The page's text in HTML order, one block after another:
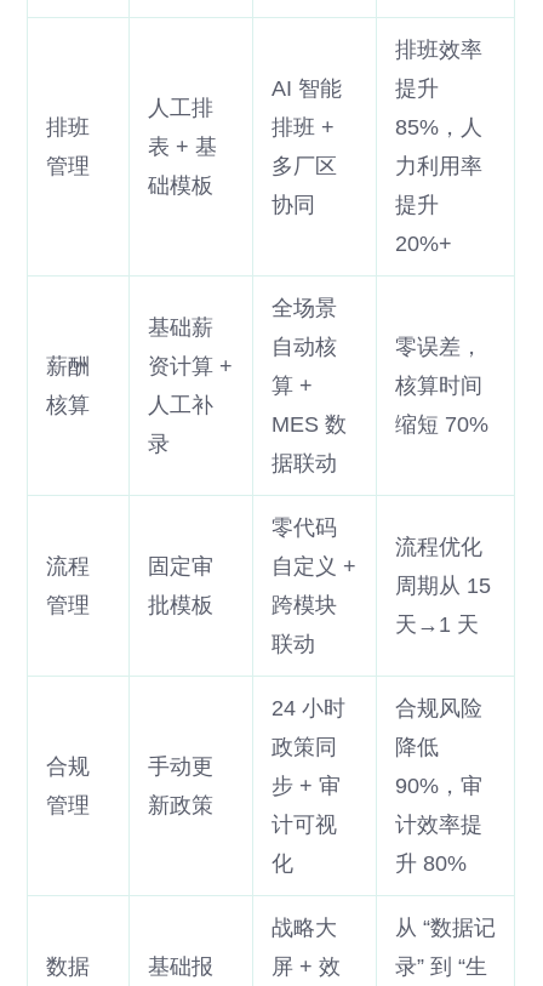
排班
管理
人工排
表 + 基
础模板
AI 智能
排班 +
多厂区
协同
排班效率
提升
85%，人
力利用率
提升
20%+
薪酬
核算
基础薪
资计算 +
人工补
录
全场景
自动核
算 +
MES 数
据联动
零误差，
核算时间
缩短 70%
流程
管理
固定审
批模板
零代码
自定义 +
跨模块
联动
流程优化
周期从 15
天→1 天
合规
管理
手动更
新政策
24 小时
政策同
步 + 审
计可视
化
合规风险
降低
90%，审
计效率提
升 80%
数据
基础报
战略大
屏 + 效
从 “数据记
录” 到 “生